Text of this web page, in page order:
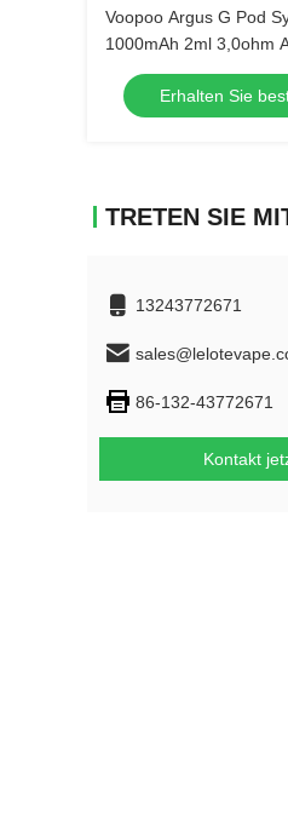
Voopoo Argus G Pod
1000mAh 2ml 3,0ohm
Erhalten Sie
13243772671
86-132-43772671
Kontakt